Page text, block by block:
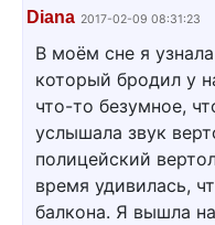
Diana 2017-02-09 08:31:23
В моём сне я
который бродил у
что-то безумное,
услышала звук
полицейский
время удивилась,
балкона. Я вышла